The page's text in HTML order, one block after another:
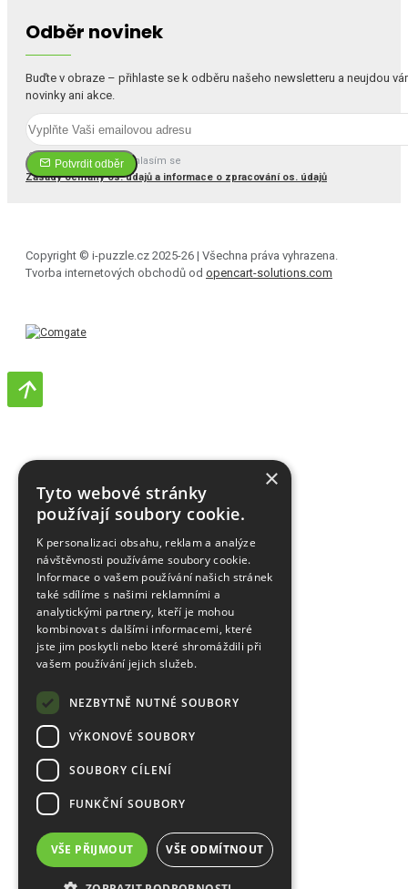
Odběr novinek
Buďte v obraze – přihlaste se k odběru našeho newsletteru a neujdou
novinky ani akce.
Potvrdit odběr
Četl(a) jsem a souhlasím se
Zásady ochrany os. údajů a informace o zpracování os. údajů
Copyright © i-puzzle.cz 2025-26 | Všechna práva vyhrazena.
Tvorba internetových obchodů od opencart-solutions.com
×
Tyto webové stránky
používají soubory cookie.
K personalizaci obsahu, reklam a analýze
návštěvnosti používáme soubory cookie.
Informace o vašem používání našich stránek
také sdílíme s našimi reklamními a
analytickými partnery, kteří je mohou
kombinovat s dalšími informacemi, které
jste jim poskytli nebo které shromáždili při
vašem používání jejich služeb.
NEZBYTNĚ NUTNÉ SOUBORY
VÝKONOVÉ SOUBORY
SOUBORY CÍLENÍ
FUNKČNÍ SOUBORY
VŠE PŘIJMOUT VŠE ODMÍTNOUT